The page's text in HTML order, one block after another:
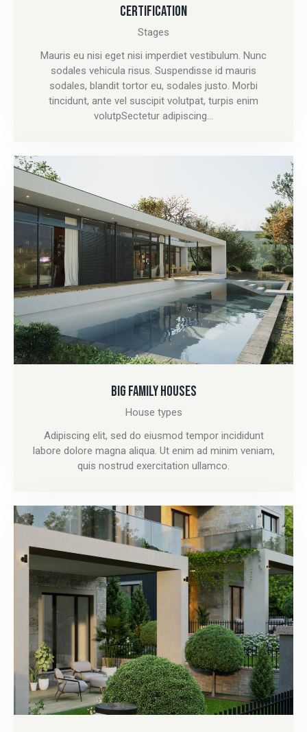
CERTIFICATION
Stages
Mauris eu nisi eget nisi imperdiet vestibulum. Nunc
sodales vehicula risus. Suspendisse id mauris
sodales, blandit tortor eu, sodales justo. Morbi
tincidunt, ante vel suscipit volutpat, turpis enim
volutpSectetur adipiscing…
BIG FAMILY HOUSES
House types
Adipiscing elit, sed do eiusmod tempor incididunt
labore dolore magna aliqua. Ut enim ad minim veniam,
quis nostrud exercitation ullamco.